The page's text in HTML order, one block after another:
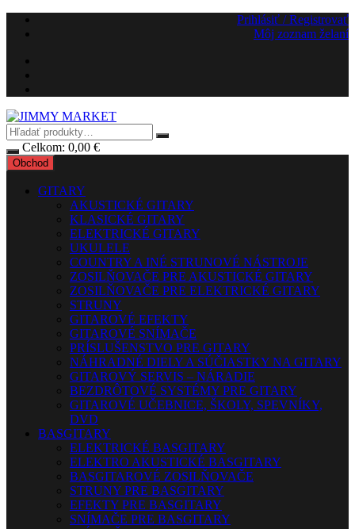
Preskočiť
Prihlásiť / Registrovať
Môj zoznam želaní
Celkom: 0,00 €
Obchod
GITARY
AKUSTICKÉ GITARY
KLASICKÉ GITARY
ELEKTRICKÉ GITARY
UKULELE
COUNTRY A INÉ STRUNOVÉ NÁSTROJE
ZOSILŇOVAČE PRE AKUSTICKÉ GITARY
ZOSILŇOVAČE PRE ELEKTRICKÉ GITARY
STRUNY
GITAROVÉ EFEKTY
GITAROVÉ SNÍMAČE
PRÍSLUŠENSTVO PRE GITARY
NÁHRADNÉ DIELY A SÚČIASTKY NA GITARY
GITAROVÝ SERVIS – NÁRADIE
BEZDRÔTOVÉ SYSTÉMY PRE GITARY
GITAROVÉ UČEBNICE, ŠKOLY, SPEVNÍKY,
DVD
BASGITARY
ELEKTRICKÉ BASGITARY
ELEKTRO AKUSTICKÉ BASGITARY
BASGITAROVÉ ZOSILŇOVAČE
STRUNY PRE BASGITARY
EFEKTY PRE BASGITARY
SNÍMAČE PRE BASGITARY